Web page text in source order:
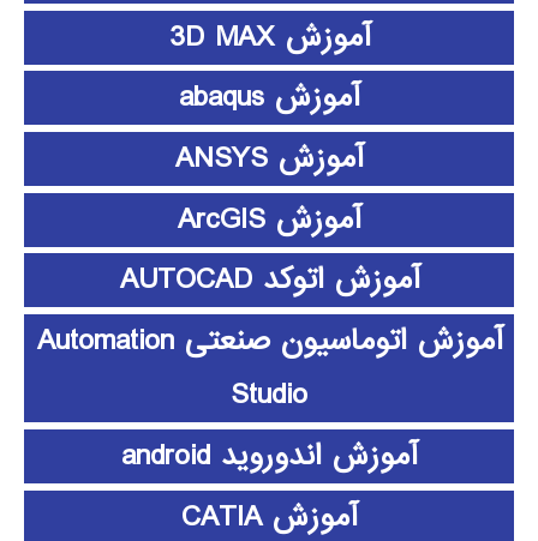
آموزش 3D MAX
آموزش abaqus
آموزش ANSYS
آموزش ArcGIS
آموزش اتوکد AUTOCAD
آموزش اتوماسیون صنعتی Automation
Studio
آموزش اندوروید android
آموزش CATIA